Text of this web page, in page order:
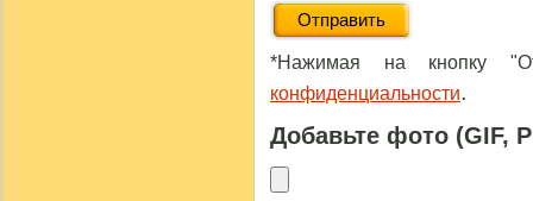
*Нажимая на кнопку
конфиденциальности.
Добавьте фото (GIF,